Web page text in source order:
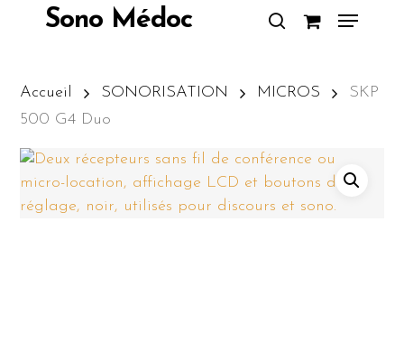
content
Sono Médoc Menu
Accueil SONORISATION MICROS
SKP
500 G4 Duo